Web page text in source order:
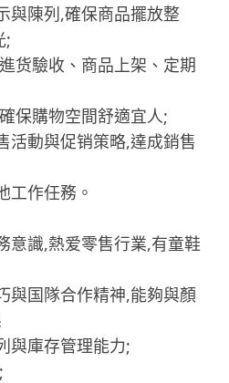
與陳列,確保商品擺放整
;
货驗收、商品上架、定期
保購物空間舒適宜人;
活動與促销策略,達成銷售
工作任務。
意識,熱爱零售行業,有童鞋
與国隊合作精神,能夠與顏
與庫存管理能力;